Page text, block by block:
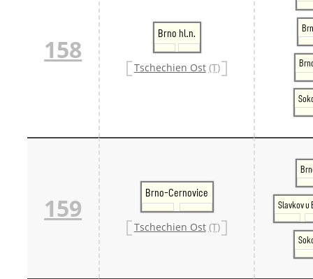
158
Brno hl.n.
Tschechien Ost (T)
159
Brno-Cernovice
Tschechien Ost (T)
Slavkov u